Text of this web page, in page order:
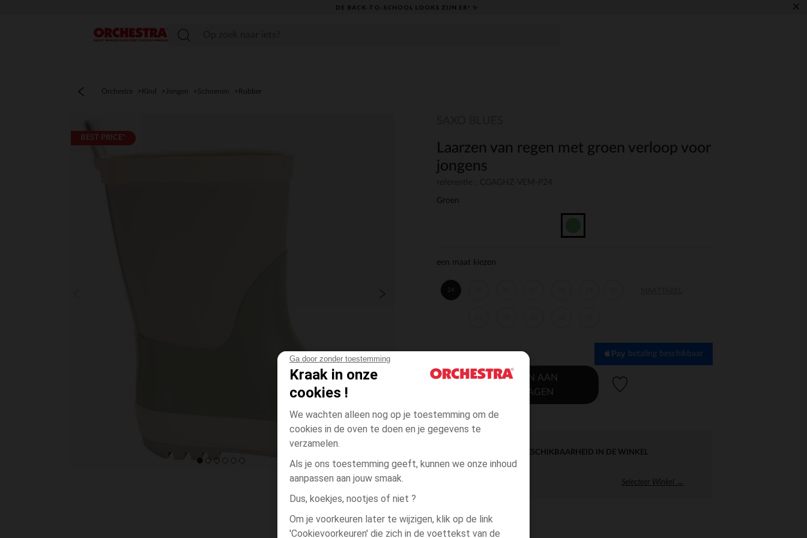
Ga door zonder toestemming
Kraak in onze
cookies !
We wachten alleen nog op je toestemming om de
cookies in de oven te doen en je gegevens te
verzamelen.
Als je ons toestemming geeft, kunnen we onze inhoud
aanpassen aan jouw smaak.
Dus, koekjes, nootjes of niet ?
Om je voorkeuren later te wijzigen, klik op de link
'Cookievoorkeuren' die zich in de voettekst van de
DE BACK-TO-SCHOOL LOOKS ZIJN ER! ✨ ×
menu
Orchestra Kind Jongen Schoenen Rubber
BEST PRICE*
Laarzen van regen met groen verloop voor
jongens
Groen
een maat kiezen
24
betaling beschikbaar
TOEVOEGEN AAN
WINKELWAGEN
DIRECTE BESCHIKBAARHEID IN DE WINKEL
Selecteer Winkel →